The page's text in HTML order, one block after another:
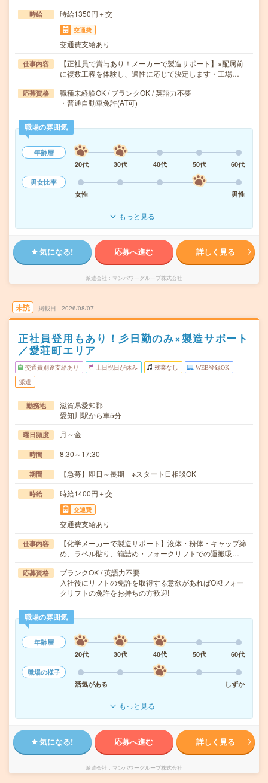
時給 時給1350円＋交
交通費
交通費支給あり
仕事内容
【正社員で賞与あり！メーカーで製造サポート】※配属前
に複数工程を体験し、適性に応じて決定します・工場…
応募資格
職種未経験OK / ブランクOK / 英語力不要
・普通自動車免許(AT可)
職場の雰囲気
年齢層
20代
30代 40代 50代
60代
男女比率
女性
男性
もっと見る
気になる! 応募へ進む 詳しく見る
派遣会社 マンパワーグループ株式会社
未読 掲載日 2026/08/07
正社員登用もあり！彡日勤のみ×製造サポート
／愛荘町エリア
交通費別途支給あり 土日祝日が休み 残業なし WEB登録OK
派遣
勤務地
滋賀県愛知郡
愛知川駅から車5分
曜日頻度 月～金
時間 8:30～17:30
期間 【急募】即日～長期 ※スタート日相談OK
時給 時給1400円＋交
交通費
交通費支給あり
仕事内容
【化学メーカーで製造サポート】液体・粉体・キャップ締
め、ラベル貼り、箱詰め・フォークリフトでの運搬吸…
応募資格
ブランクOK / 英語力不要
入社後にリフトの免許を取得する意欲があればOK!フォー
クリフトの免許をお持ちの方歓迎!
職場の雰囲気
年齢層
20代
30代 40代 50代
60代
職場の様子
活気がある
しずか
もっと見る
気になる! 応募へ進む 詳しく見る
派遣会社 マンパワーグループ株式会社